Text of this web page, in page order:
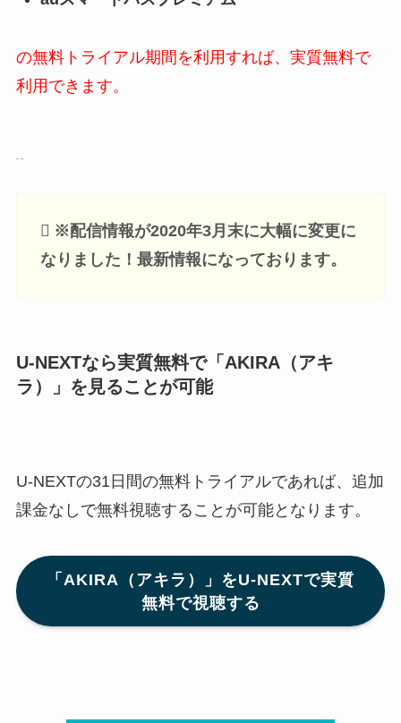
の無料トライアル期間を利用すれば、実質無料で
利用できます。
※配信情報が2020年3月末に大幅に変更に
なりました！最新情報になっております。
U-NEXTなら実質無料で「AKIRA（アキ
ラ）」 を見ることが可能
U-NEXTの31日間の無料トライアルであれば、追加
課金なしで無料視聴することが可能となります。
「AKIRA（アキラ）」をU-NEXTで実質
無料で視聴する